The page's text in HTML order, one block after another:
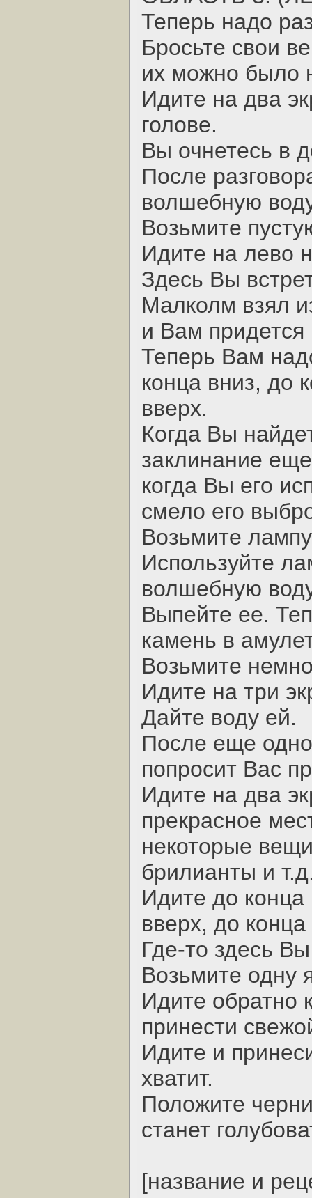
Теперь надо
Бросьте свои
их можно было
Идите на два
голове.
Вы очнетесь в
После
волшебную
Возьмите
Идите на лево
Здесь Вы
Малколм взял
и Вам придется
Теперь Вам
конца вниз, до
вверх.
Когда Вы
заклинание
когда Вы его
смело его
Возьмите
Используйте
волшебную
Выпейте ее.
камень в
Возьмите
Идите на три
Дайте воду ей.
После еще
попросит Вас
Идите на два
прекрасное
некоторые
брилианты и
Идите до
вверх, до
Где-то здесь
Возьмите одну
Идите обратно
принести
Идите и
хватит.
Положите
станет
[название и